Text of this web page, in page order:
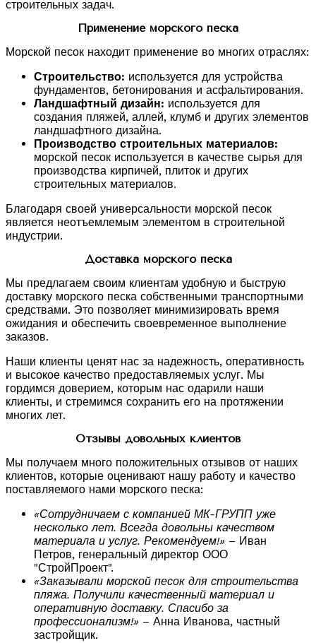
строительных задач.
Применение морского песка
Морской песок находит применение во многих отраслях:
Строительство: используется для устройства
фундаментов, бетонирования и асфальтирования.
Ландшафтный дизайн: используется для
создания пляжей, аллей, клумб и других элементов
ландшафтного дизайна.
Производство строительных материалов:
морской песок используется в качестве сырья для
производства кирпичей, плиток и других
строительных материалов.
Благодаря своей универсальности морской песок
является неотъемлемым элементом в строительной
индустрии.
Доставка морского песка
Мы предлагаем своим клиентам удобную и быструю
доставку морского песка собственными транспортными
средствами. Это позволяет минимизировать время
ожидания и обеспечить своевременное выполнение
заказов.
Наши клиенты ценят нас за надежность, оперативность
и высокое качество предоставляемых услуг. Мы
гордимся доверием, которым нас одарили наши
клиенты, и стремимся сохранить его на протяжении
многих лет.
Отзывы довольных клиентов
Мы получаем много положительных отзывов от наших
клиентов, которые оценивают нашу работу и качество
поставляемого нами морского песка:
«Сотрудничаем с компанией МК-ГРУПП уже
несколько лет. Всегда довольны качеством
материала и услуг. Рекомендуем!» – Иван
Петров, генеральный директор ООО
"СтройПроект".
«Заказывали морской песок для строительства
пляжа. Получили качественный материал и
оперативную доставку. Спасибо за
профессионализм!» – Анна Иванова, частный
застройщик.